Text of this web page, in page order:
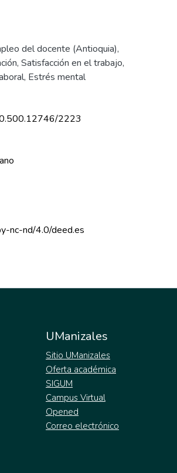
del docente (Antioquia),
, Satisfacción en el trabajo,
, Estrés mental
2223
nc-nd/4.0/deed.es
UManizales
Sitio UManizales
Oferta académica
SIGUM
Campus Virtual
Opened
Correo electrónico